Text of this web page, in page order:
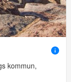
kommun,